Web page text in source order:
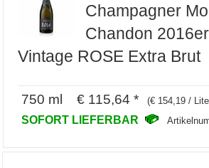
Champagner
Chandon
Vintage ROSE Extra Brut
750 ml € 115,64 * (€ 154,19 /
SOFORT LIEFERBAR